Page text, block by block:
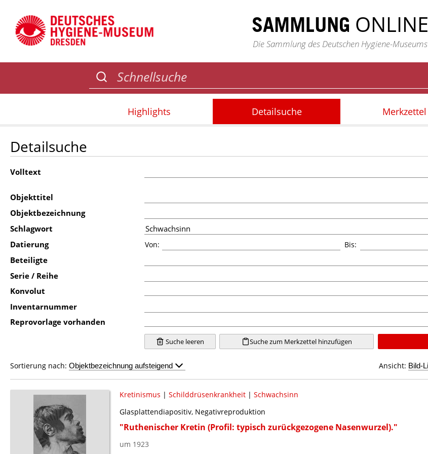
SAMMLUNG ONLINE
Die Sammlung des Deutschen Hygiene-Museums
Highlights Detailsuche Merkzettel
Detailsuche
Volltext
Objekttitel
Objektbezeichnung
Schlagwort
Datierung
Von: Bis:
Beteiligte
Serie / Reihe
Konvolut
Inventarnummer
Reprovorlage vorhanden
Suche leeren Suche zum Merkzettel hinzufügen
Ansicht:
Sortierung nach:
Kretinismus | Schilddrüsenkrankheit| Schwachsinn
Glasplattendiapositiv, Negativreproduktion
"Ruthenischer Kretin (Profil: typisch zurückgezogene Nasenwurzel)."
um 1923